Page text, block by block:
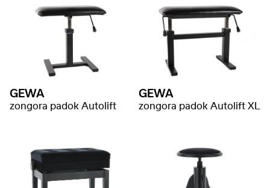
GEWA
zongora padok Autolift
GEWA
zongora padok Autolift XL